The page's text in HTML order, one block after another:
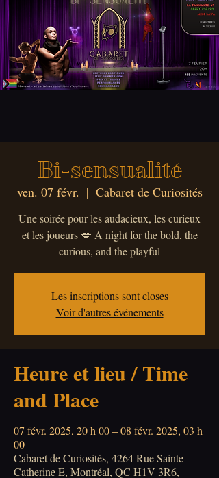
Bi-sensualité
ven. 07 févr.
  |
Cabaret de Curiosités
Une soirée pour les audacieux, les curieux
et les joueurs 💋 A night for the bold, the
curious, and the playful
Les inscriptions sont closes
Voir d'autres événements
Heure et lieu / Time
and Place
07 févr. 2025, 20 h 00 – 08 févr. 2025, 03 h
00
Cabaret de Curiosités, 4264 Rue Sainte-
Catherine E, Montréal, QC H1V 3R6,